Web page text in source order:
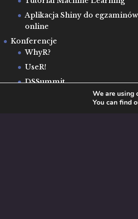
Aplikacja Shiny do egzaminów
online
Konferencje
WhyR?
UseR!
DSSummit
We are using
You can find